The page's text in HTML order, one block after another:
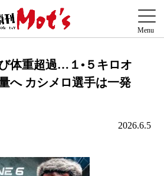
体重超過…１•５キロオ
へ カシメロ選手は一発
2026.6.5